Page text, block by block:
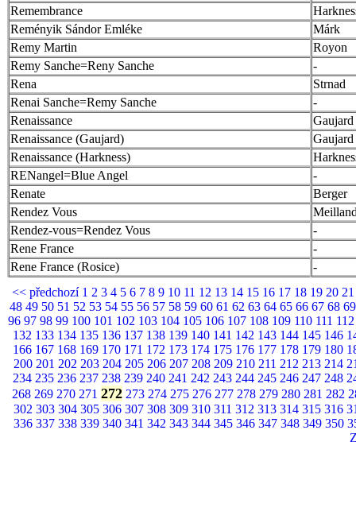
Remembrance
Reményik Sándor Emléke
Márk
Remy Martin
Royon
Remy Sanche=Reny Sanche
-
Rena
Strnad
Renai Sanche=Remy Sanche
-
Renaissance
Gaujard
Renaissance (Gaujard)
Gaujard
Renaissance (Harkness)
RENangel=Blue Angel
-
Renate
Berger
Rendez Vous
Rendez-vous=Rendez Vous
-
Rene France
-
Rene France (Rosice)
-
<< předchozí 1 2 3 4 5 6 7 8 9 10 11 12 13 14 15 16 17 18 19 20
48 49 50 51 52 53 54 55 56 57 58 59 60 61 62 63 64 65 66 67 68
96 97 98 99 100 101 102 103 104 105 106 107 108 109 110 111
132 133 134 135 136 137 138 139 140 141 142 143 144 145 146
166 167 168 169 170 171 172 173 174 175 176 177 178 179 180
200 201 202 203 204 205 206 207 208 209 210 211 212 213 214
234 235 236 237 238 239 240 241 242 243 244 245 246 247 248
268 269 270 271 272 273 274 275 276 277 278 279 280 281 282
302 303 304 305 306 307 308 309 310 311 312 313 314 315 316
336 337 338 339 340 341 342 343 344 345 346 347 348 349 350